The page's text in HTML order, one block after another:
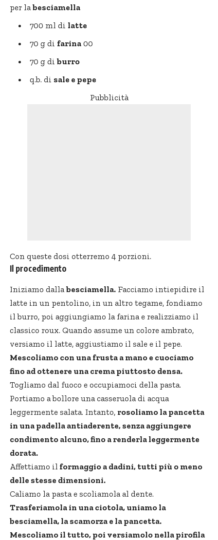
per labesciamella
700 ml di latte
70 g di farina 00
70 g di burro
q.b. di sale e pepe
Pubblicità
Con queste dosi otterremo 4 porzioni.
Il procedimento
Iniziamo dalla besciamella. Facciamo intiepidire il
latte in un pentolino, in un altro tegame, fondiamo
il burro, poi aggiungiamo la farina e realizziamo il
classico roux. Quando assume un colore ambrato,
versiamo il latte, aggiustiamo il sale e il pepe.
Mescoliamo con una frusta a mano e cuociamo
fino ad ottenere una crema piuttosto densa.
Togliamo dal fuoco e occupiamoci della pasta.
Portiamo a bollore una casseruola di acqua
leggermente salata. Intanto, rosoliamo la pancetta
in una padella antiaderente, senza aggiungere
condimento alcuno, fino a renderla leggermente
dorata.
Affettiamo il formaggio a dadini, tutti più o meno
delle stesse dimensioni.
Caliamo la pasta e scoliamola al dente.
Trasferiamola in una ciotola, uniamo la
besciamella, la scamorza e la pancetta.
Mescoliamo il tutto, poi versiamolo nella pirofila